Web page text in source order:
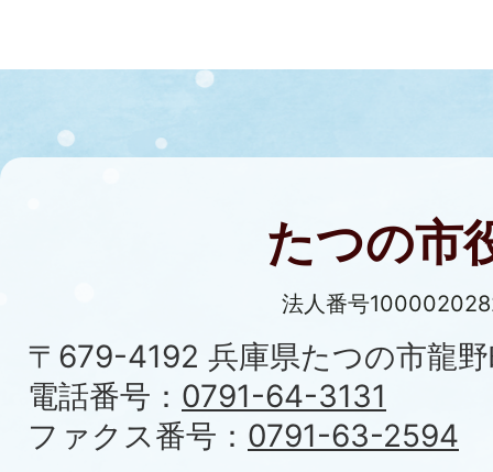
たつの市
法人番号
〒679-4192 兵庫県たつの市龍
電話番号： 0791-64-3131
ファクス番号： 0791-63-2594